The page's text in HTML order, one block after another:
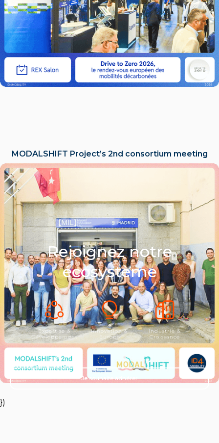
MODALSHIFT Project’s 2nd consortium meeting
Rejoignez notre
écosystème
Expertise &
Développement
Innovation &
Europe
Industrie &
Croissance
Je souhaite adhérer
})